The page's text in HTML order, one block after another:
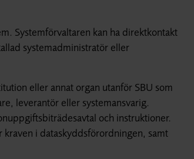
Systemförvaltaren kan ha direktkontakt
systemadministratör eller
eller annat organ utanför SBU som
leverantör eller systemansvarig.
och instruktioner.
i dataskyddsförordningen, samt